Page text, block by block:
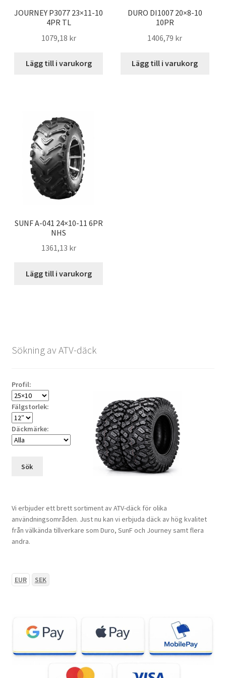
JOURNEY P3077 23×11-10
4PR TL
1079,18 kr
Lägg till i varukorg
DURO DI1007 20×8-10
10PR
1406,79 kr
Lägg till i varukorg
SUNF A-041 24×10-11 6PR
NHS
1361,13 kr
Lägg till i varukorg
Sökning av ATV-däck
Profil:
Fälgstorlek:
Däckmärke:
Sök
Vi erbjuder ett brett sortiment av ATV-däck för olika
användningsområden. Just nu kan vi erbjuda däck av hög kvalitet
från välkända tillverkare som Duro, SunF och Journey samt flera
andra.
EUR SEK